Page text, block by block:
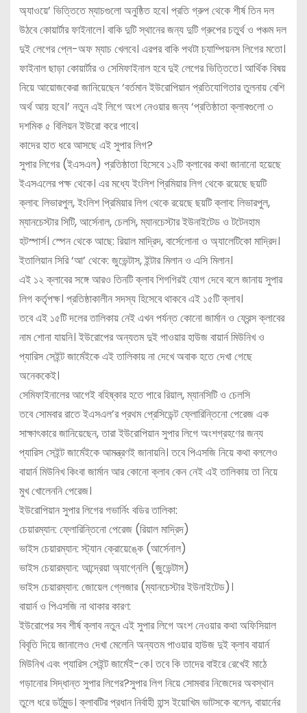
অ্যাওয়ে’ ভিত্তিতে ম্যাচগুলো অনুষ্ঠিত হবে। প্রতি গ্রুপ থেকে শীর্ষ তিন দল
উঠবে কোয়ার্টার ফাইনালে। বাকি দুটি স্থানের জন্য দুটি গ্রুপের চতুর্থ ও পঞ্চম দল
দুই লেগের প্লে-অফ ম্যাচ খেলবে। এরপর বাকি পথটা চ্যাম্পিয়নস লিগের মতো।
ফাইনাল ছাড়া কোয়ার্টার ও সেমিফাইনাল হবে দুই লেগের ভিত্তিতে। আর্থিক বিষয়
নিয়ে আয়োজকেরা জানিয়েছেন ‘বর্তমান ইউরোপিয়ান প্রতিযোগিতার তুলনায় বেশি
অর্থ আয় হবে।’ নতুন এই লিগে অংশ নেওয়ার জন্য ‘প্রতিষ্ঠাতা ক্লাবগুলো ৩
দশমিক ৫ বিলিয়ন ইউরো করে পাবে।
কাদের হাত ধরে আসছে এই সুপার লিগ?
সুপার লিগের (ইএসএল) প্রতিষ্ঠাতা হিসেবে ১২টি ক্লাবের কথা জানানো হয়েছে
ইএসএলের পক্ষ থেকে। এর মধ্যে ইংলিশ প্রিমিয়ার লিগ থেকে রয়েছে ছয়টি
ক্লাব: লিভারপুল, ইংলিশ প্রিমিয়ার লিগ থেকে রয়েছে ছয়টি ক্লাব: লিভারপুল,
ম্যানচেস্টার সিটি, আর্সেনাল, চেলসি, ম্যানচেস্টার ইউনাইটেড ও টটেনহাম
হটস্পার্স। স্পেন থেকে আছে: রিয়াল মাদ্রিদ, বার্সেলোনা ও অ্যালেটিকো মাদ্রিদ।
ইতালিয়ান সিরি ‘আ’ থেকে: জুভেন্টাস, ইন্টার মিলান ও এসি মিলান।
এই ১২ ক্লাবের সঙ্গে আরও তিনটি ক্লাব শিগগিরই যোগ দেবে বলে জানায় সুপার
লিগ কর্তৃপক্ষ। প্রতিষ্ঠাকালীন সদস্য হিসেবে থাকবে এই ১৫টি ক্লাব।
তবে এই ১৫টি দলের তালিকায় নেই এখন পর্যন্ত কোনো জার্মান ও ফ্রেন্স ক্লাবের
নাম শোনা যায়নি। ইউরোপের অন্যতম দুই পাওয়ার হাউজ বায়ার্ন মিউনিখ ও
প্যারিস সেইন্ট জার্মেইকে এই তালিকায় না দেখে অবাক হতে দেখা গেছে
অনেককেই।
সেমিফাইনালের আগেই বহিষ্কার হতে পারে রিয়াল, ম্যানসিটি ও চেলসি
তবে সোমবার রাতে ইএসএল’র প্রথম প্রেসিডেন্ট ফ্লোরিন্তিনো পেরেজ এক
সাক্ষাৎকারে জানিয়েছেন, তারা ইউরোপিয়ান সুপার লিগে অংশগ্রহণের জন্য
প্যারিস সেইন্ট জার্মেইকে আমন্ত্রণই জানায়নি। তবে পিএসজি নিয়ে কথা বললেও
বায়ার্ন মিউনিখ কিংবা জার্মান আর কোনো ক্লাব কেন নেই এই তালিকায় তা নিয়ে
মুখ খোলেননি পেরেজ।
ইউরোপিয়ান সুপার লিগের গভার্নিং বডির তালিকা:
চেয়ারম্যান: ফ্লোরিন্তিনো পেরেজ (রিয়াল মাদ্রিদ)
ভাইস চেয়ারম্যান: স্ট্যান ক্রোয়েঙ্কে (আর্সেনাল)
ভাইস চেয়ারম্যান: আন্দ্রেয়া অ্যাগ্নেলি (জুভেন্টাস)
ভাইস চেয়ারম্যান: জোয়েল গ্লেজার (ম্যানচেস্টার ইউনাইটেড)।
বায়ার্ন ও পিএসজি না থাকার কারণ:
ইউরোপের সব শীর্ষ ক্লাব নতুন এই সুপার লিগে অংশ নেওয়ার কথা অফিসিয়াল
বিবৃতি দিয়ে জানালেও দেখা মেলেনি অন্যতম পাওয়ার হাউজ দুই ক্লাব বায়ার্ন
মিউনিখ এবং প্যারিস সেইন্ট জার্মেই-কে। তবে কি তাদের বাইরে রেখেই মাঠে
গড়ানোর সিদ্ধান্ত সুপার লিগের?সুপার লিগ নিয়ে সোমবার নিজেদের অবস্থান
তুলে ধরে ডর্টমুন্ড। ক্লাবটির প্রধান নির্বাহী হান্স ইয়োখিম ভাটসকে বলেন, বায়ার্নের